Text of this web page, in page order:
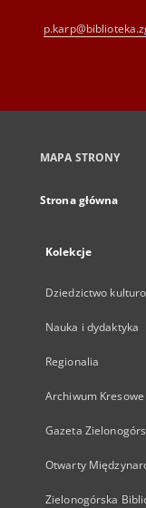
MAPA STRONY
Strona główna
Kolekcje
Dziedzictwo
Nauka i dydaktyka
Regionalia
Archiwum Kresowe
Gazeta
Otwarty
Zielonogórska